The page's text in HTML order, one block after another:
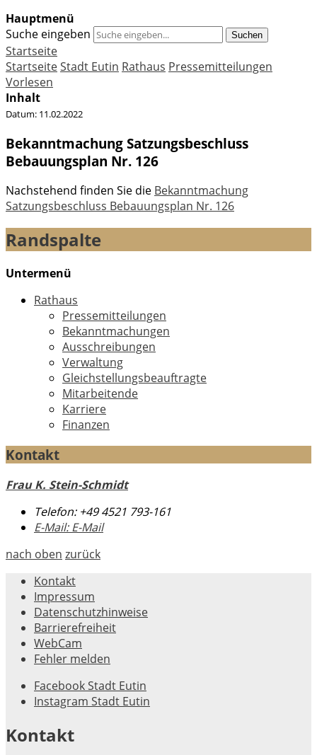
Hauptmenü
Suche eingeben
Suchen
Startseite
StartseiteStadt Eutin Rathaus Pressemitteilungen
Vorlesen
Inhalt
Datum: 11.02.2022
Bekanntmachung Satzungsbeschluss
Bebauungsplan Nr. 126
Nachstehend finden Sie die Bekanntmachung
Satzungsbeschluss Bebauungsplan Nr. 126
Randspalte
Untermenü
Rathaus
Pressemitteilungen
Bekanntmachungen
Ausschreibungen
Verwaltung
Gleichstellungsbeauftragte
Mitarbeitende
Karriere
Finanzen
Kontakt
Frau K. Stein-Schmidt
Telefon: +49 4521 793-161
E-Mail:E-Mail
nach oben zurück
Kontakt
Impressum
Datenschutzhinweise
Barrierefreiheit
WebCam
Fehler melden
Facebook Stadt Eutin
Instagram Stadt Eutin
Kontakt